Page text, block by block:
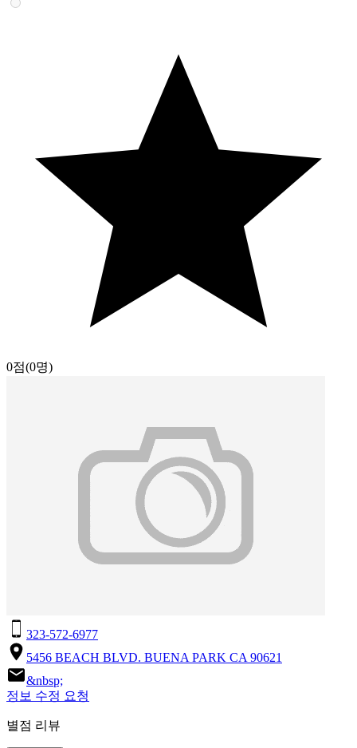
0점(0명)
323-572-6977
5456 BEACH BLVD. BUENA PARK CA 90621
&nbsp;
정보 수정 요청
별점 리뷰